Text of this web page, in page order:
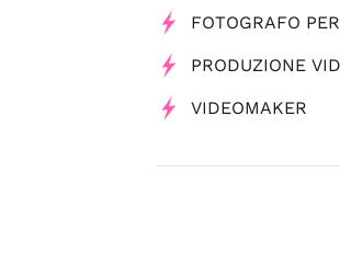
FOTOGRAFO
PRODUZIONE
VIDEOMAKER